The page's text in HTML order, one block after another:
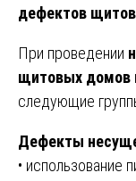
дефектов
При проведении
щитовых домов
следующие
Дефекты
• использование